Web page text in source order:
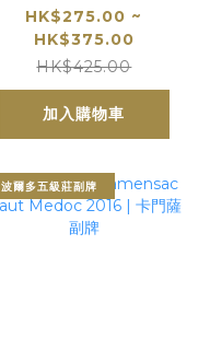
Haut Medoc
HK$275.00 ~
HK$375.00
HK$425.00
加入購物車
波爾多五級莊副牌